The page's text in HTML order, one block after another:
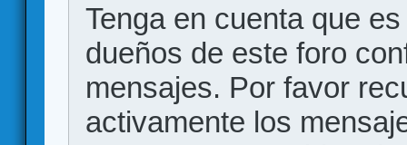
Tenga en cuenta que
dueños de este foro
mensajes. Por favor
activamente los